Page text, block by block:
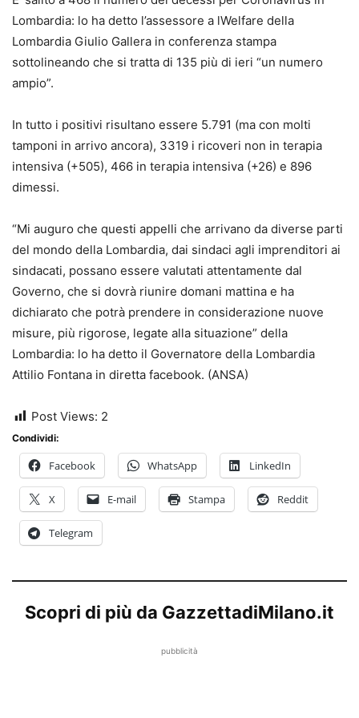
Lombardia: lo ha detto l’assessore a lWelfare della
Lombardia Giulio Gallera in conferenza stampa
sottolineando che si tratta di 135 più di ieri “un numero
ampio”.
In tutto i positivi risultano essere 5.791 (ma con molti
tamponi in arrivo ancora), 3319 i ricoveri non in terapia
intensiva (+505), 466 in terapia intensiva (+26) e 896
dimessi.
“Mi auguro che questi appelli che arrivano da diverse parti
del mondo della Lombardia, dai sindaci agli imprenditori ai
sindacati, possano essere valutati attentamente dal
Governo, che si dovrà riunire domani mattina e ha
dichiarato che potrà prendere in considerazione nuove
misure, più rigorose, legate alla situazione” della
Lombardia: lo ha detto il Governatore della Lombardia
Attilio Fontana in diretta facebook. (ANSA)
Post Views: 2
Condividi:
Facebook WhatsApp LinkedIn
X E-mail Stampa Reddit
Telegram
Scopri di più da GazzettadiMilano.it
pubblicità